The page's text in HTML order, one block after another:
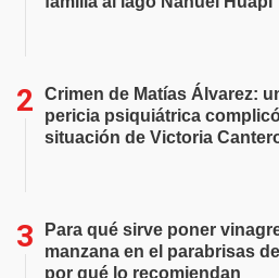
Crimen de Matías Álvarez:
pericia psiquiátrica
situación de Victoria
Para qué sirve poner
manzana en el parabrisas
por qué lo recomiendan